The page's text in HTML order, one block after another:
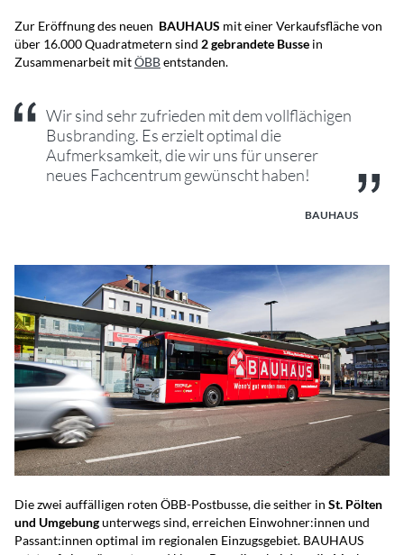
Zur Eröffnung des neuen BAUHAUS mit einer Verkaufsfläche von
über 16.000 Quadratmetern sind 2 gebrandete Busse in
Zusammenarbeit mitÖBBentstanden.
Wir sind sehr zufrieden mit dem vollflächigen
Busbranding. Es erzielt optimal die
Aufmerksamkeit, die wir uns für unserer
neues Fachcentrum gewünscht haben!
BAUHAUS
Die zwei auffälligen roten ÖBB-Postbusse, die seither in St. Pölten
und Umgebungunterwegs sind, erreichen Einwohner:innen und
Passant:innen optimal im regionalen Einzugsgebiet. BAUHAUS